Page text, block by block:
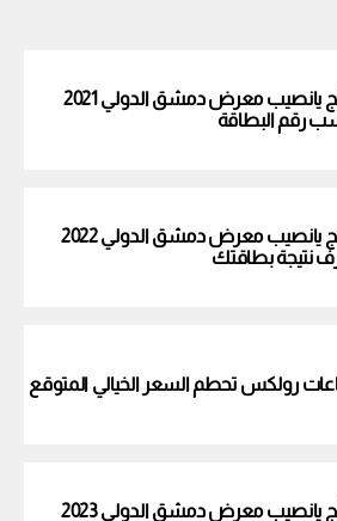
نتائج يانصيب معرض دمشق الدولي 2021
رقم البطاقة
نتائج يانصيب معرض دمشق الدولي 2022
نتيجة بطاقتك
رولكس تحطم السعر الخيالي المتوقع
نتائج يانصيب معرض دمشق الدولي 2023